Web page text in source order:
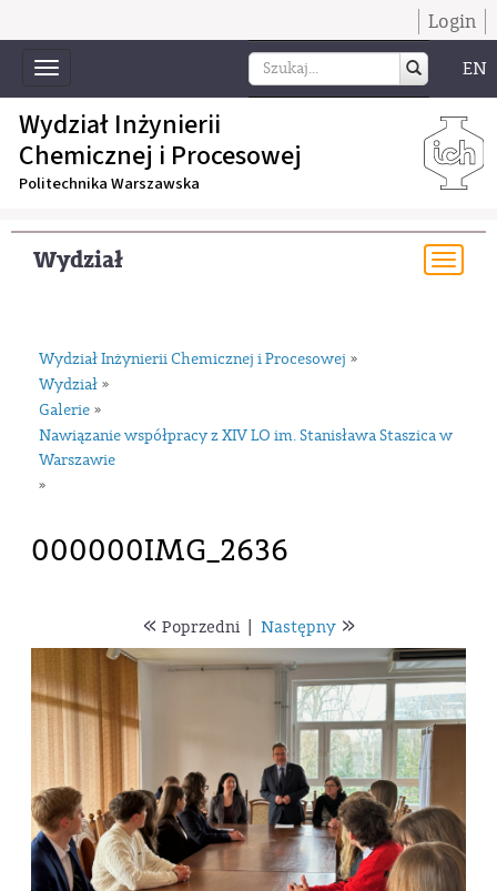
Login
Toggle
navigation
EN
Wydział Inżynierii
Chemicznej i Procesowej
Politechnika Warszawska
Wydział
Wydział Inżynierii Chemicznej i Procesowej »
Wydział »
Galerie »
Nawiązanie współpracy z XIV LO im. Stanisława Staszica w
Warszawie
»
000000IMG_2636
« Poprzedni Następny»